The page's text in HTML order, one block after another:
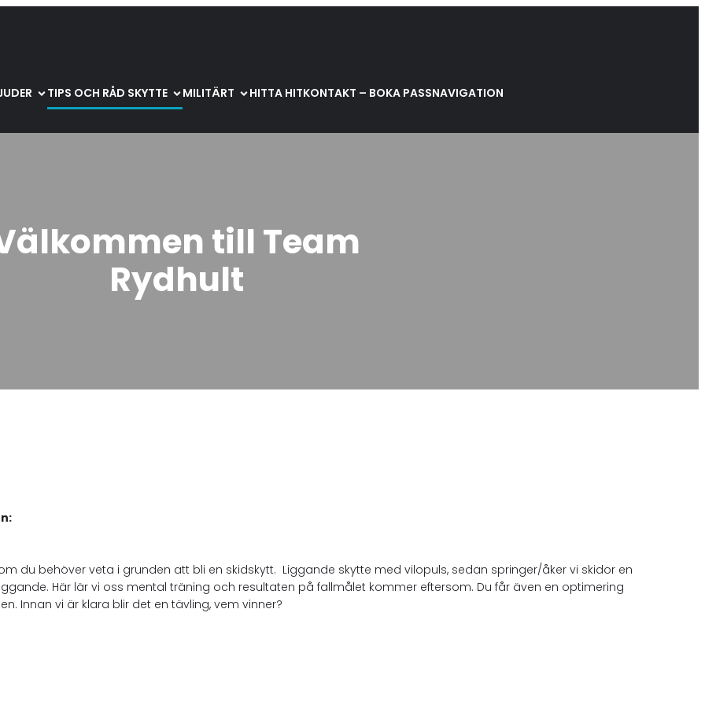
TIPS OCH RÅD SKYTTE MILITÄRT HITTA HITKONTAKT – BOKA PASSNAVIGATION
till Team
Rydhult
du behöver veta i grunden att bli en skidskytt. Liggande skytte med vilopuls, sedan springer/åker vi skidor en
Här lär vi oss mental träning och resultaten på fallmålet kommer eftersom. Du får även en optimering
Innan vi är klara blir det en tävling, vem vinner?